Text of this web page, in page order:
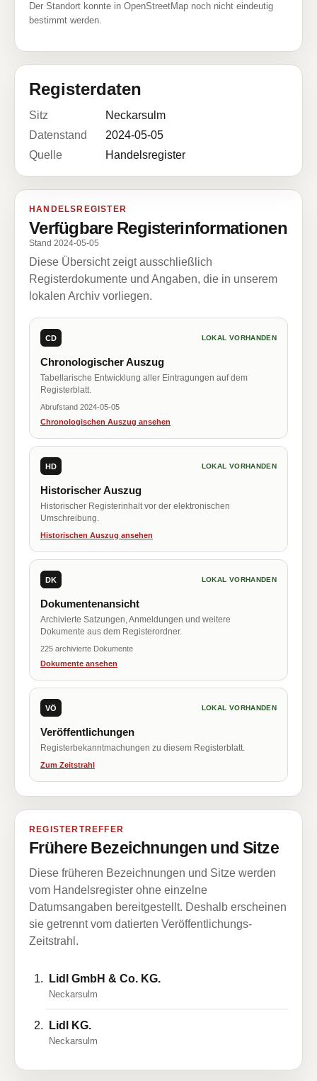
Der Standort konnte in OpenStreetMap noch nicht eindeutig
bestimmt werden.
Registerdaten
Sitz
Neckarsulm
Datenstand
2024-05-05
Quelle
Handelsregister
HANDELSREGISTER
Verfügbare Registerinformationen
Stand 2024-05-05
Diese Übersicht zeigt ausschließlich
Registerdokumente und Angaben, die in unserem
lokalen Archiv vorliegen.
CD LOKAL VORHANDEN
Chronologischer Auszug
Tabellarische Entwicklung aller Eintragungen auf dem
Registerblatt.
Abrufstand 2024-05-05
Chronologischen Auszug ansehen
HD LOKAL VORHANDEN
Historischer Auszug
Historischer Registerinhalt vor der elektronischen
Umschreibung.
Historischen Auszug ansehen
DK LOKAL VORHANDEN
Dokumentenansicht
Archivierte Satzungen, Anmeldungen und weitere
Dokumente aus dem Registerordner.
225 archivierte Dokumente
Dokumente ansehen
VÖ LOKAL VORHANDEN
Veröffentlichungen
Registerbekanntmachungen zu diesem Registerblatt.
Zum Zeitstrahl
REGISTERTREFFER
Frühere Bezeichnungen und Sitze
Diese früheren Bezeichnungen und Sitze werden
vom Handelsregister ohne einzelne
Datumsangaben bereitgestellt. Deshalb erscheinen
sie getrennt vom datierten Veröffentlichungs-
Zeitstrahl.
Lidl GmbH & Co. KG.
Neckarsulm
Lidl KG.
Neckarsulm